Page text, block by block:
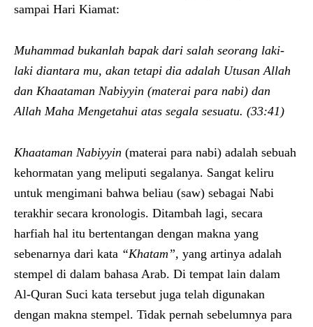
sampai Hari Kiamat:
Muhammad bukanlah bapak dari salah seorang laki-
laki diantara mu, akan tetapi dia adalah Utusan Allah
dan Khaataman Nabiyyin (materai para nabi) dan
Allah Maha Mengetahui atas segala sesuatu. (33:41)
Khaataman Nabiyyin (materai para nabi) adalah sebuah
kehormatan yang meliputi segalanya. Sangat keliru
untuk mengimani bahwa beliau (saw) sebagai Nabi
terakhir secara kronologis. Ditambah lagi, secara
harfiah hal itu bertentangan dengan makna yang
sebenarnya dari kata “Khatam”, yang artinya adalah
stempel di dalam bahasa Arab. Di tempat lain dalam
Al-Quran Suci kata tersebut juga telah digunakan
dengan makna stempel. Tidak pernah sebelumnya para